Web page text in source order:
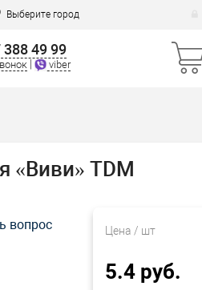
Выберите город
388 49 99
viber
«Виви» TDM
Цена / шт
5.4 руб.
вопрос